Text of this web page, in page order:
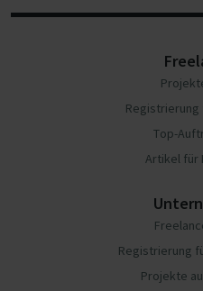
Registrierung
Top-
Artikel für
Registrierung
Projekte